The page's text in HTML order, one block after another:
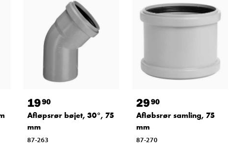
1990
Afløpsrør bøjet, 30°, 75
mm
87-263
2990
Afløbsrør samling, 75
mm
87-270